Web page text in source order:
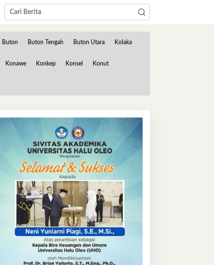
Buton Buton Tengah Buton Utara Kolaka
Konawe Konkep Konsel Konut